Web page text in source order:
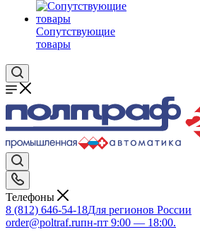
Сопутствующие
товары
Телефоны
8 (812) 646-54-18Для регионов России
order@poltraf.ruпн-пт 9:00 — 18:00.